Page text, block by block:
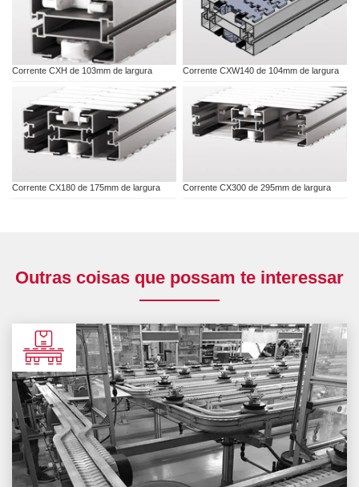
Corrente CXH de 103mm de largura Corrente CXW140 de 104mm de largura
Corrente CX180 de 175mm de largura Corrente CX300 de 295mm de largura
Outras coisas que possam te interessar